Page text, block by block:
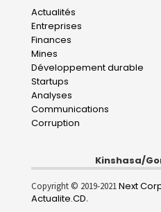
Main
navigation
Actualités
Entreprises
Finances
Mines
Développement durable
Startups
Analyses
Communications
Corruption
Kinshasa/
Copyright © 2019-2021Next
Actualite.CD.